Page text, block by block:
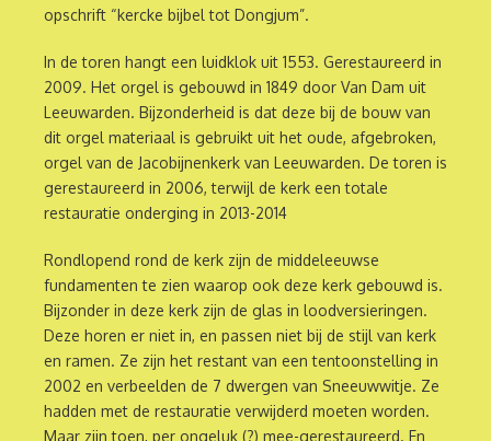
opschrift “kercke bijbel tot Dongjum”.
In de toren hangt een luidklok uit 1553. Gerestaureerd in
2009. Het orgel is gebouwd in 1849 door Van Dam uit
Leeuwarden. Bijzonderheid is dat deze bij de bouw van
dit orgel materiaal is gebruikt uit het oude, afgebroken,
orgel van de Jacobijnenkerk van Leeuwarden. De toren is
gerestaureerd in 2006, terwijl de kerk een totale
restauratie onderging in 2013-2014
Rondlopend rond de kerk zijn de middeleeuwse
fundamenten te zien waarop ook deze kerk gebouwd is.
Bijzonder in deze kerk zijn de glas in loodversieringen.
Deze horen er niet in, en passen niet bij de stijl van kerk
en ramen. Ze zijn het restant van een tentoonstelling in
2002 en verbeelden de 7 dwergen van Sneeuwwitje. Ze
hadden met de restauratie verwijderd moeten worden.
Maar zijn toen, per ongeluk (?) mee-gerestaureerd. En